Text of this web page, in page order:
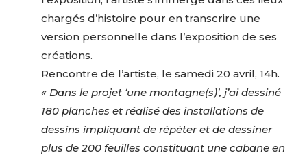
chargés d’histoire pour en transcrire une
version personnelle dans l’exposition de ses
créations.
Rencontre de l’artiste, le samedi 20 avril, 14h.
« Dans le projet ‘une montagne(s)’, j’ai dessiné
180 planches et réalisé des installations de
dessins impliquant de répéter et de dessiner
plus de 200 feuilles constituant une cabane en